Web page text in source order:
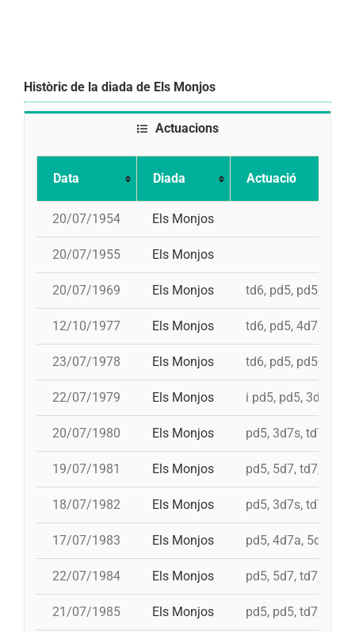
Històric de la diada de Els Monjos
Actuacions
Data Diada Actuació
20/07/1954 Els Monjos
20/07/1955 Els Monjos
20/07/1969 Els Monjos td6, pd5, pd5, 4d7
12/10/1977 Els Monjos td6, pd5, 4d7, 3d7,
23/07/1978 Els Monjos td6, pd5, pd5, pd5,
22/07/1979 Els Monjos i pd5, pd5, 3d7s,
20/07/1980 Els Monjos pd5, 3d7s, td7,
19/07/1981 Els Monjos pd5, 5d7, td7, 4d8c
18/07/1982 Els Monjos pd5, 3d7s, td7c,
17/07/1983 Els Monjos pd5, 4d7a, 5d7, i
22/07/1984 Els Monjos pd5, 5d7, td7, 4d8
21/07/1985 Els Monjos pd5, pd5, td7, 4d8,